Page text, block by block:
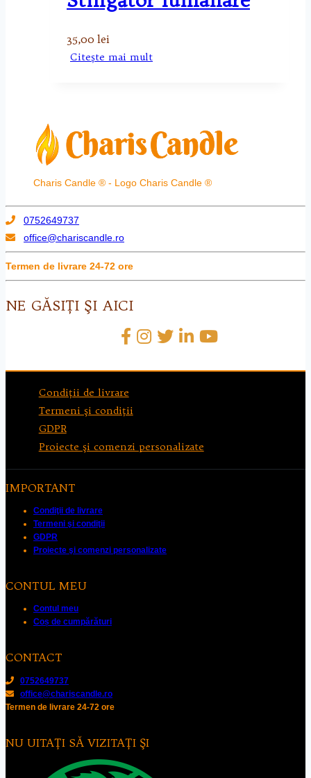
35,00 lei
Citește mai mult
Charis Candle ® - Logo Charis Candle ®
0752649737
office@chariscandle.ro
Termen de livrare 24-72 ore
NE GĂSIŢI ŞI AICI
Condiţii de livrare
Termeni şi condiţii
GDPR
Proiecte şi comenzi personalizate
IMPORTANT
Condiţii de livrare
Termeni şi condiţii
GDPR
Proiecte şi comenzi personalizate
CONTUL MEU
Contul meu
Coș de cumpărături
CONTACT
0752649737
office@chariscandle.ro
Termen de livrare 24-72 ore
NU UITAŢI SĂ VIZITAŢI ŞI